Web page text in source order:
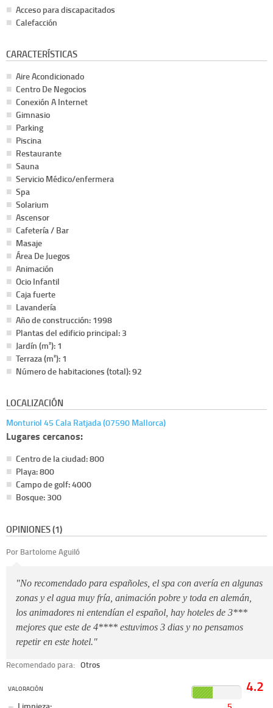
Acceso para discapacitados
Calefacción
CARACTERÍSTICAS
Aire Acondicionado
Centro De Negocios
Conexión A Internet
Gimnasio
Parking
Piscina
Restaurante
Sauna
Servicio Médico/enfermera
Spa
Solarium
Ascensor
Cafetería / Bar
Masaje
Área De Juegos
Animación
Ocio Infantil
Caja fuerte
Lavandería
Año de construcción: 1998
Plantas del edificio principal: 3
Jardín (m²): 1
Terraza (m²): 1
Número de habitaciones (total): 92
LOCALIZACIÓN
Monturiol 45 Cala Ratjada (07590 Mallorca)
Lugares cercanos:
Centro de la ciudad: 800
Playa: 800
Campo de golf: 4000
Bosque: 300
OPINIONES (1)
Por Bartolome Aguiló
"No recomendado para españoles, el spa con avería en algunas
zonas y el agua muy fría, animación pobre y toda en alemán,
los animadores ni entendían el español, hay hoteles de 3***
mejores que este de 4**** estuvimos 3 dias y no pensamos
repetir en este hotel."
Recomendado para: Otros
VALORACIÓN 4.2